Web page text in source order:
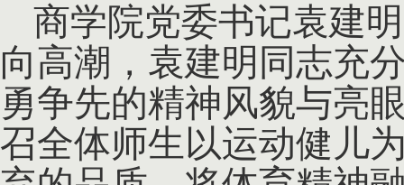
商学院党委书记袁建
向高潮，袁建明同志充
勇争先的精神风貌与亮
召全体师生以运动健儿